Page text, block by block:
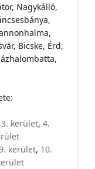
Nagykálló,
Bicske, Érd,
3. kerület, 4.
kerület, 10.